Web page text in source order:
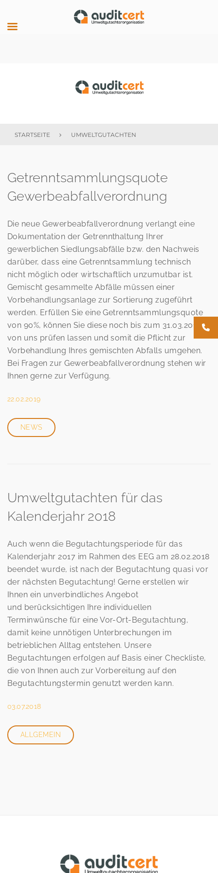
auditcert
STARTSEITE UMWELTGUTACHTEN
Schlagwort:
Umweltgutachten
Getrenntsammlungsquote
Gewerbeabfallverordnung
Die neue Gewerbeabfallverordnung verlangt eine
Dokumentation der Getrennthaltung Ihrer
gewerblichen Siedlungsabfälle bzw. den Nachweis
darüber, dass eine Getrenntsammlung technisch
nicht möglich oder wirtschaftlich unzumutbar ist.
Gemischt gesammelte Abfälle müssen einer
Vorbehandlungsanlage zur Sortierung zugeführt
werden. Erfüllen Sie eine Getrenntsammlungsquote
von 90%, können Sie diese noch bis zum 31.03.2019
von uns prüfen lassen und somit die Pflicht zur
Vorbehandlung Ihres gemischten Abfalls umgehen.
Bei Fragen zur Gewerbeabfallverordnung stehen wir
Ihnen gerne zur Verfügung.
22.02.2019
NEWS
Umweltgutachten für das
Kalenderjahr 2018
Auch wenn die Begutachtungsperiode für das
Kalenderjahr 2017 im Rahmen des EEG am 28.02.2018
beendet wurde, ist nach der Begutachtung quasi vor
der nächsten Begutachtung! Gerne erstellen wir
Ihnen ein unverbindliches Angebot
und berücksichtigen Ihre individuellen
Terminwünsche für eine Vor-Ort-Begutachtung,
damit keine unnötigen Unterbrechungen im
betrieblichen Alltag entstehen. Unsere
Begutachtungen erfolgen auf Basis einer Checkliste,
die von Ihnen auch zur Vorbereitung auf den
Begutachtungstermin genutzt werden kann.
03.07.2018
ALLGEMEIN